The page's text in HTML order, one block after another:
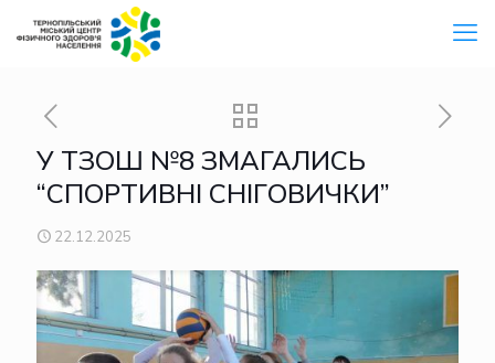
У ТЗОШ №8 ЗМАГАЛИСЬ
“СПОРТИВНІ СНІГОВИЧКИ”
22.12.2025